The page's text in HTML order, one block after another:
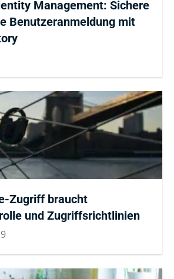
Management: Sichere
Benutzeranmeldung mit
Zugriff braucht
und Zugriffsrichtlinien